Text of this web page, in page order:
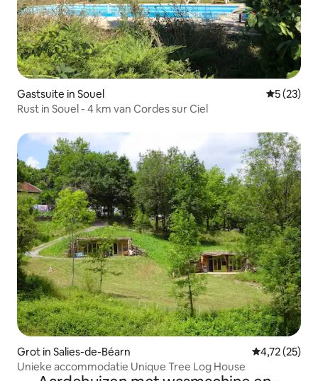
Gastsuite in Souel
5 (23)
Rust in Souel - 4 km van Cordes sur Ciel
Grot in Salies-de-Béarn Gemiddelde
4,72 (25)
Unieke accommodatie Unique Tree Log House